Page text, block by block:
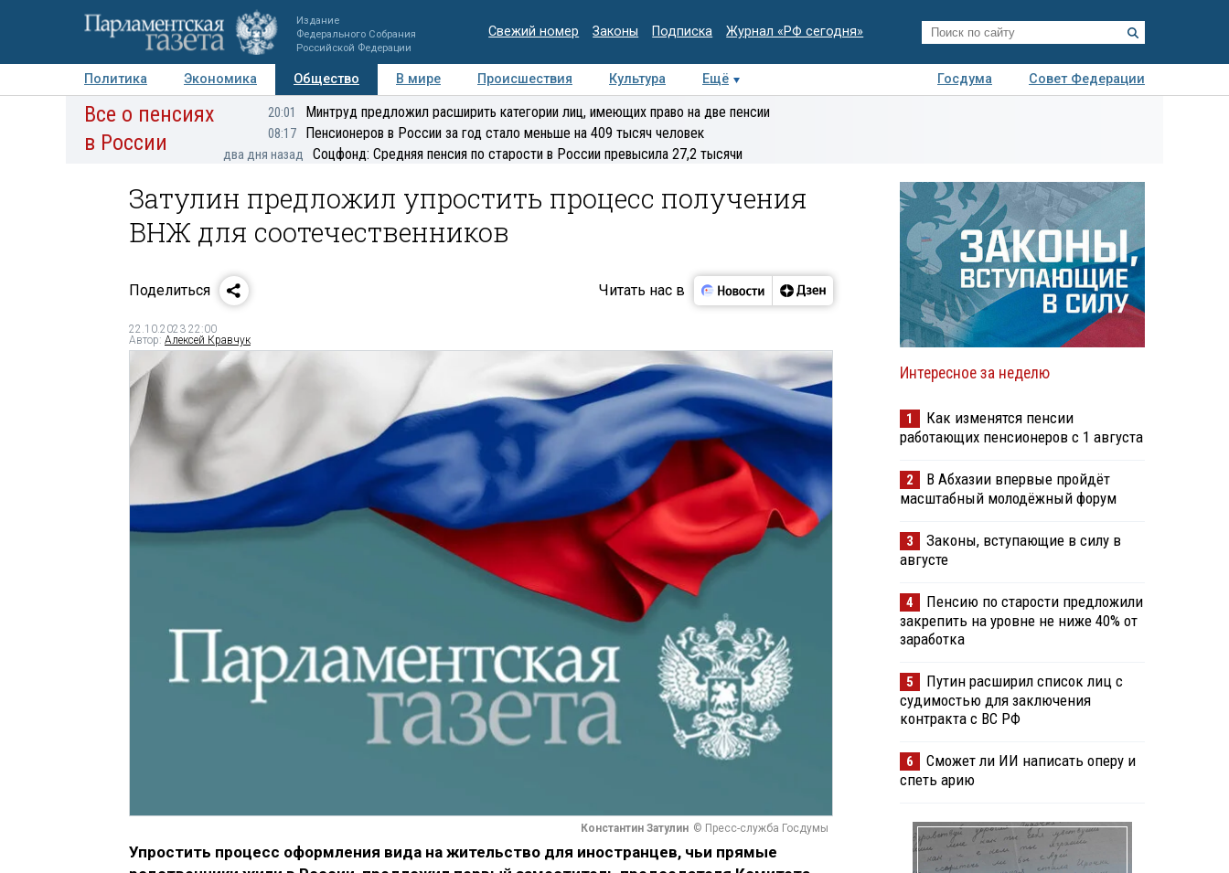
Издание
Федерального Собрания
Российской Федерации
Свежий номер Законы Подписка Журнал «РФ сегодня»
Политика Экономика Общество В мире Происшествия Культура Ещё Госдума
Совет Федерации
Авторы Персоны Мнения Регионы Медиацентр Интервью Колумнисты
Деловая
Все о пенсиях
в России
20:01 Минтруд предложил расширить категории лиц, имеющих право на две пенсии
08:17 Пенсионеров в России за год стало меньше на 409 тысяч человек
два дня назад Соцфонд: Средняя пенсия по старости в России превысила 27,2 тысячи
Затулин предложил упростить процесс получения
ВНЖ для соотечественников
Поделиться Читать нас в
22.10.2023 22:00
Автор: Алексей Кравчук
Константин Затулин © Пресс-служба Госдумы
Упростить процесс оформления вида на жительство для иностранцев, чьи прямые
Интересное за неделю
1
Как изменятся пенсии
работающих пенсионеров с 1 августа
2
В Абхазии впервые пройдёт
масштабный молодёжный форум
3
Законы, вступающие в силу в
августе
4
Пенсию по старости предложили
закрепить на уровне не ниже 40% от
заработка
5
Путин расширил список лиц с
судимостью для заключения
контракта с ВС РФ
6
Сможет ли ИИ написать оперу и
спеть арию